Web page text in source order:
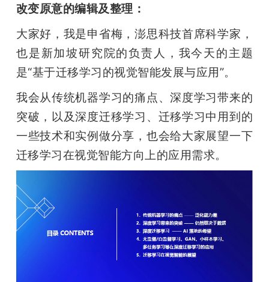
改变原意的编辑及整理：
大家好，我是申省梅，澎思科技首席科学家，
也是新加坡研究院的负责人，我今天的主题
是“基于迁移学习的视觉智能发展与应用”。
我会从传统机器学习的痛点、深度学习带来的
突破，以及深度迁移学习、迁移学习中用到的
一些技术和实例做分享，也会给大家展望一下
迁移学习在视觉智能方向上的应用需求。